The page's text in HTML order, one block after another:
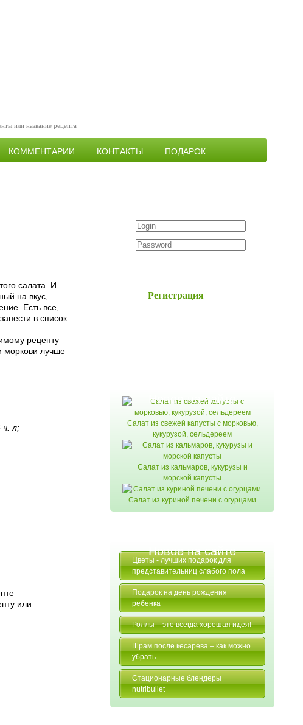
КОММЕНТАРИИ КОНТАКТЫ ПОДАРОК
салата. И
на вкус,
Есть все,
в список
рецепту
моркови лучше
ч. л;
или
Регистрация
Новое на сайте
Салат из свежей капусты с морковью,
кукурузой, сельдереем
Салат из кальмаров, кукурузы и
морской капусты
Салат из куриной печени с огурцами
Новое на сайте
Цветы - лучших подарок для
представительниц слабого пола
Подарок на день рождения
ребенка
Роллы – это всегда хорошая идея!
Шрам после кесарева – как можно
убрать
Стационарные блендеры
nutribullet